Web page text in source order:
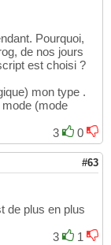
Pourquoi,
de nos jours
est choisi ?
mon type .
(mode
3
0
#63
de plus en plus
3
1